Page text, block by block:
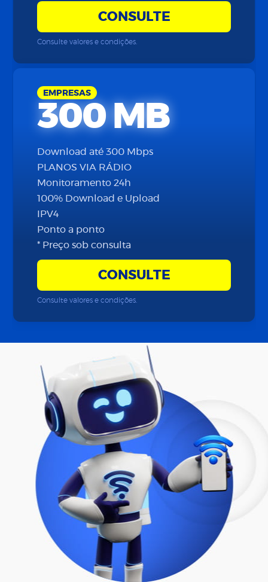
CONSULTE
Consulte valores e condições.
EMPRESAS
300 MB
Download até 300 Mbps
PLANOS VIA RÁDIO
Monitoramento 24h
100% Download e Upload
IPV4
Ponto a ponto
* Preço sob consulta
CONSULTE
Consulte valores e condições.